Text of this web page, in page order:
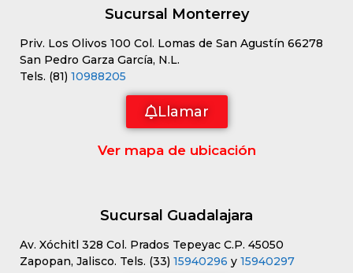
Sucursal Monterrey
Priv. Los Olivos 100 Col. Lomas de San Agustín 66278
San Pedro Garza García, N.L.
Tels. (81) 10988205
Llamar
Ver mapa de ubicación
Sucursal Guadalajara
Av. Xóchitl 328 Col. Prados Tepeyac C.P. 45050
Zapopan, Jalisco. Tels. (33) 15940296 y 15940297